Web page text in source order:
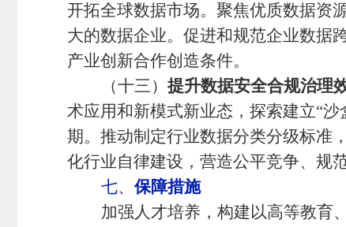
开拓全球数据市场。聚焦优质数据资
大的数据企业。促进和规范企业数据
产业创新合作创造条件。
（十三） 提升数据安全合规治理效
术应用和新模式新业态，探索建立“
期。推动制定行业数据分类分级标准
化行业自律建设，营造公平竞争、规
七、保障措施
加强人才培养，构建以高等教育